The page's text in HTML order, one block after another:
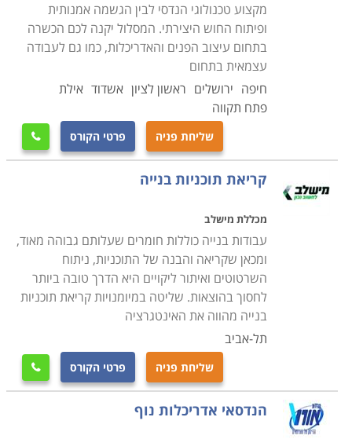
בין המקצועות שנלמדים במהלכם ניתן למנות מתמטיקה,
אנגלית, פיזיקה, בקרה ואקלים, אינסטלציה סניטרית, חימום
ומיזוג אויר, חשמל ותאורה, אקוסטיקה, הנדסת מבנים, תכנון
עירוני, מורפולוגיה, סוציולוגיה, פיתוח התפיסה החזותית,
עיצוב תעשייתי, עיצוב פנים, עיצוב גרפי, שרטוט וגרפיקה
ממוחשבת, תולדות האמנות והאדריכלות, רישום, תחוקי
הבניה והבטיחות, הנדסת אנוש ועוד תחומי ידע הקשורים כל
אחד למלאכת התכנון הנדרשת מהם במהלך עבודתם
הסדירה בהמשך. לאורך כל תקופת הלימודים מתבצעים גם
לשם תרגול התיאוריות שנרכשו.
תעודת הנדסאי אדריכלות ועיצוב פנים קלה ומהירה יותר
להשגה, ולימודיה אורכים שלוש שנים בלבד. בעלי הכשרה זו
רשאים לעסוק באופן עצמאי בתכנון אדריכלי של מבנים, אבל
רק עד ארבע קומות. לימודי אדריכל פנים עוסקים בתכנון
פנים הבית וחלוקת החללים שבו. מעצבי פנים אינם רשאים
לחתום על תוכניות, אך לומדים כיצד לבצען וכיצד לתכנן
אדריכלות הנוף עוסקת בתכנונם של מרחבים פתוחים
ציבוריים או פרטיים כמו גינות, פארקים, כיכרות ושאר
מקצוע טכנולוגי הנדסי לבין הגשמה אמנותית
ופיתוח החוש היצירתי. המסלול יקנה לכם הכשרה
בתחום עיצוב הפנים והאדריכלות, כמו גם לעבודה
עצמאית בתחום
חיפה ירושלים ראשון לציון אשדוד אילת
פתח תקווה
שליחת פניה פרטי הקורס 
קריאת תוכניות בנייה
מכללת מישלב
עבודות בנייה כוללות חומרים שעלותם גבוהה מאוד,
ומכאן שקריאה והבנה של התוכניות, ניתוח
השרטוטים ואיתור ליקויים היא הדרך טובה ביותר
לחסוך בהוצאות. שליטה במיומנויות קריאת תוכניות
בנייה מהווה את האינטגרציה
תל-אביב
שליחת פניה פרטי הקורס 
הנדסאי אדריכלות נוף